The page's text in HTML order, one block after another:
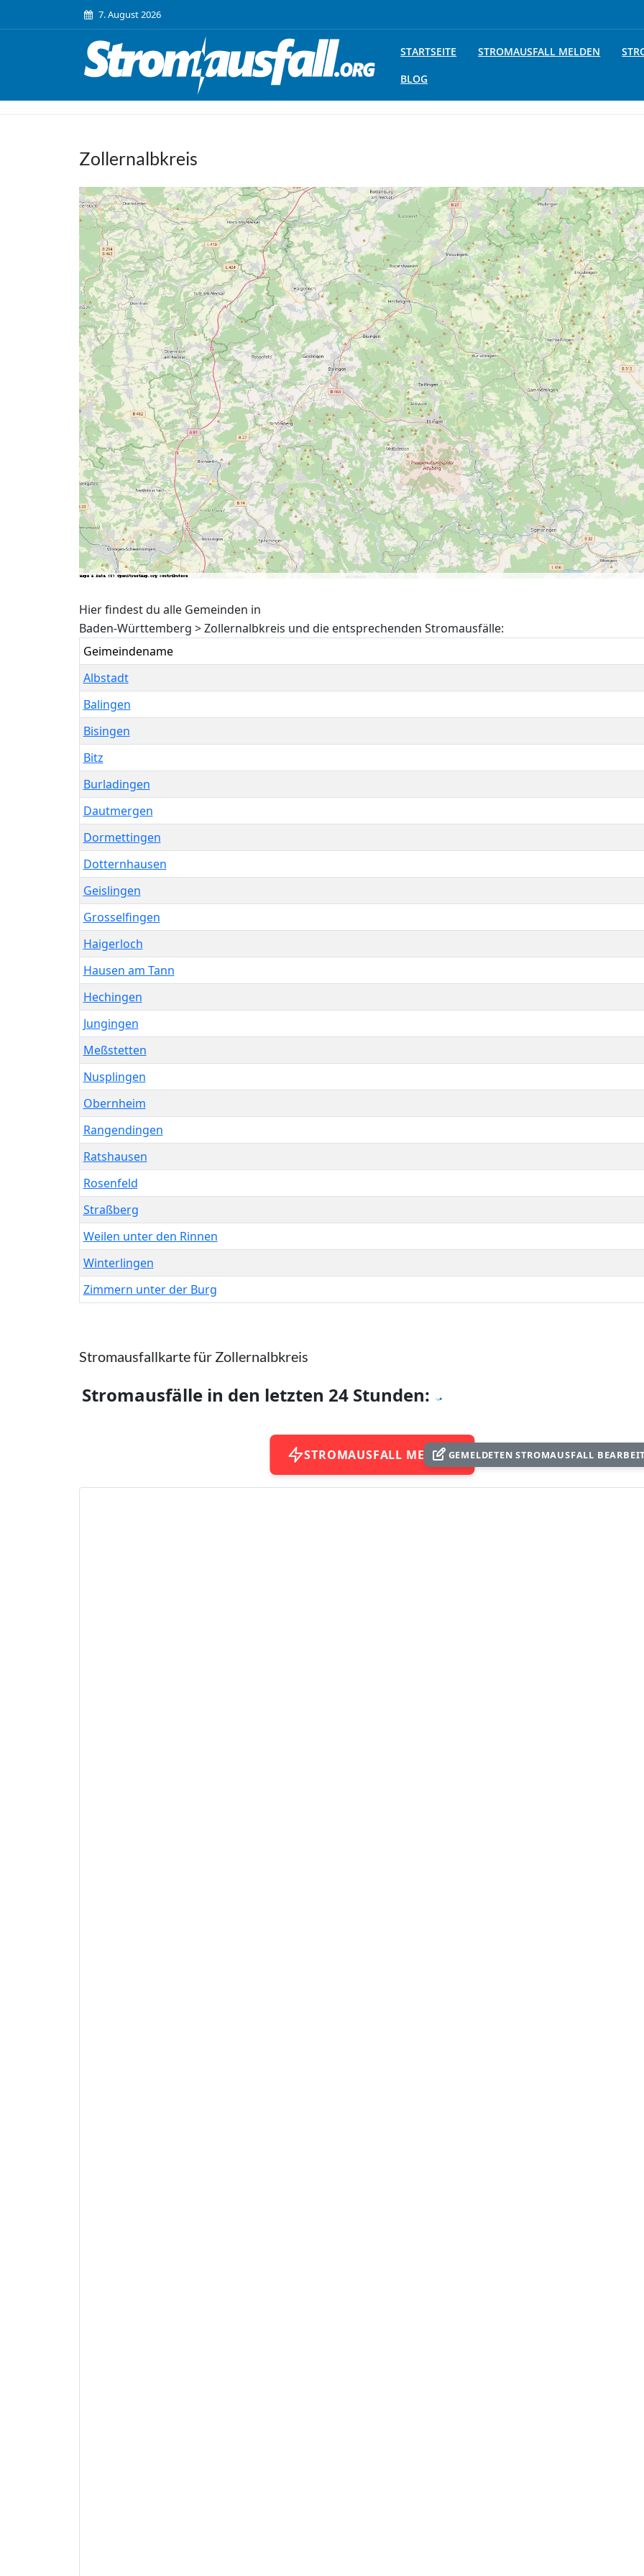
7. August 2026
STARTSEITE STROMAUSFALL MELDEN
BLOG
Zollernalbkreis
Hier findest du alle Gemeinden in
Baden-Württemberg > Zollernalbkreis und die entsprechenden Stromausfälle:
Geimeindename
Albstadt
Balingen
Bisingen
Bitz
Burladingen
Dautmergen
Dormettingen
Dotternhausen
Geislingen
Grosselfingen
Haigerloch
Hausen am Tann
Hechingen
Jungingen
Meßstetten
Nusplingen
Obernheim
Rangendingen
Ratshausen
Rosenfeld
Straßberg
Weilen unter den Rinnen
Winterlingen
Zimmern unter der Burg
Stromausfallkarte für Zollernalbkreis
Stromausfälle in den letzten 24 Stunden:
STROMAUSFALL MELDENGEMELDETEN STROMAUSFALL